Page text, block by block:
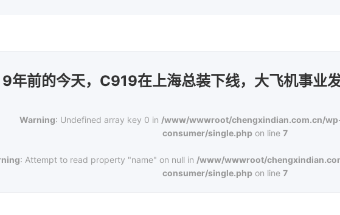
9年前的今天，C919在上海总装下线，大飞机事业
Warning: Undefined array key 0 in /www/wwwroot/chengxindian.com.cn/
consumer/single.php on line7
: Attempt to read property "name" on null in /www/wwwroot/
consumer/single.php on line7